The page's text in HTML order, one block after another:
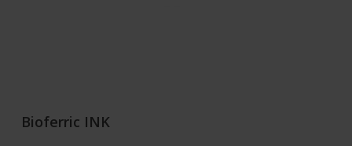
Bioferric INK